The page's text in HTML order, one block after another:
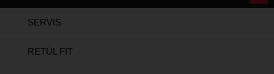
SERVIS
RETÜL FIT